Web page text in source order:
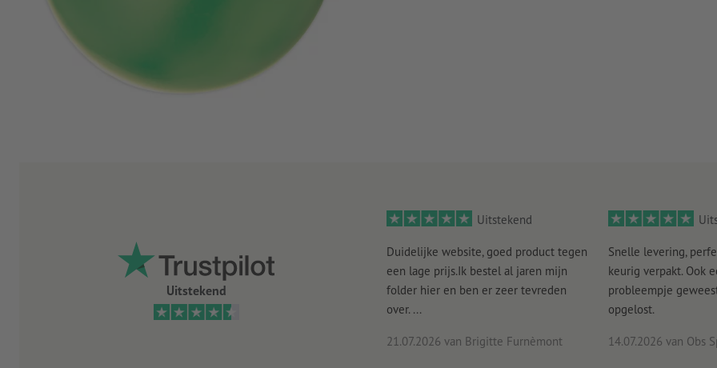
Uitstekend
Uitstekend
Duidelijke website, goed product tegen
een lage prijs.Ik bestel al jaren mijn
folder hier en ben er zeer tevreden
over. ...
21.07.2026 van Brigitte Furnèmont
Snelle levering,
keurig verpakt. Ook
probleempje
opgelost.
14.07.2026 van Obs